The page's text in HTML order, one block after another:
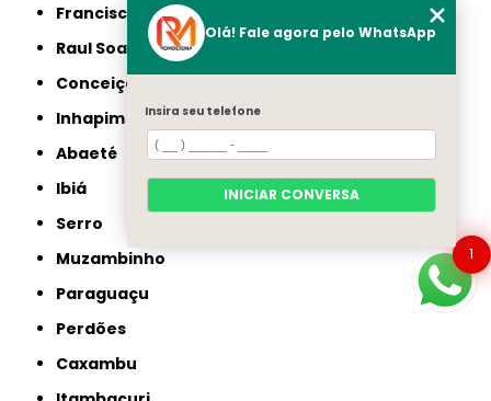
Francisco Sá
Raul Soares
Conceição do Mato Dentro
Inhapim
Abaeté
Ibiá
Serro
Muzambinho
Paraguaçu
Perdões
Caxambu
1
Olá! Fale agora pelo WhatsApp
Insira seu telefone
INICIAR CONVERSA